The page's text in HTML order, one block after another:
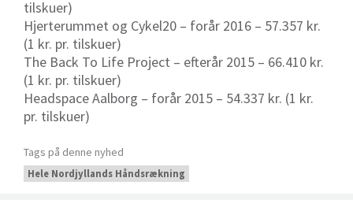
tilskuer)
Hjerterummet og Cykel20 – forår 2016 – 57.357 kr.
(1 kr. pr. tilskuer)
The Back To Life Project – efterår 2015 – 66.410 kr.
(1 kr. pr. tilskuer)
Headspace Aalborg – forår 2015 – 54.337 kr. (1 kr.
pr. tilskuer)
Tags på denne nyhed
Hele Nordjyllands Håndsrækning